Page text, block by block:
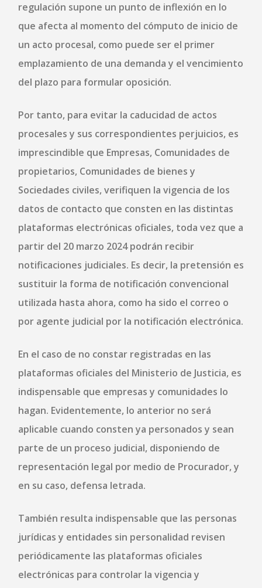
regulación supone un punto de inflexión en lo
que afecta al momento del cómputo de inicio de
un acto procesal, como puede ser el primer
emplazamiento de una demanda y el vencimiento
del plazo para formular oposición.
Por tanto, para evitar la caducidad de actos
procesales y sus correspondientes perjuicios, es
imprescindible que Empresas, Comunidades de
propietarios, Comunidades de bienes y
Sociedades civiles, verifiquen la vigencia de los
datos de contacto que consten en las distintas
plataformas electrónicas oficiales, toda vez que a
partir del 20 marzo 2024 podrán recibir
notificaciones judiciales. Es decir, la pretensión es
sustituir la forma de notificación convencional
utilizada hasta ahora, como ha sido el correo o
por agente judicial por la notificación electrónica.
En el caso de no constar registradas en las
plataformas oficiales del Ministerio de Justicia, es
indispensable que empresas y comunidades lo
hagan. Evidentemente, lo anterior no será
aplicable cuando consten ya personados y sean
parte de un proceso judicial, disponiendo de
representación legal por medio de Procurador, y
en su caso, defensa letrada.
También resulta indispensable que las personas
jurídicas y entidades sin personalidad revisen
periódicamente las plataformas oficiales
electrónicas para controlar la vigencia y